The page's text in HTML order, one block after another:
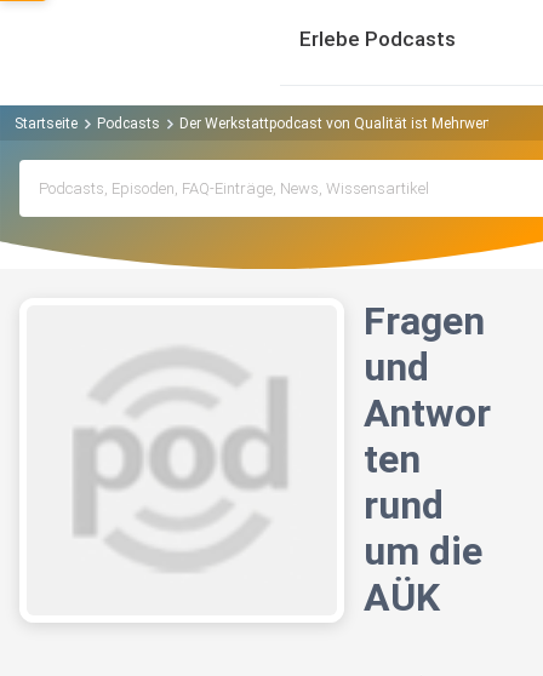
Erlebe Podcasts
Startseite Podcasts Der Werkstattpodcast von Qualität ist Mehrwert
Fragen
und
Antwor
ten
rund
um die
AÜK